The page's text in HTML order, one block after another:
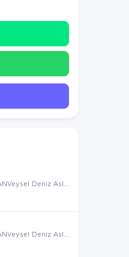
VEYSEL DENİZ ASLAN A.Ş VANVeysel Deniz Aslan A.ş Van Gıda Sanayi Ve Ticaret İthalat İhracat Turizim Pazarlama Limited Şirketi A.ş Van Konfeksiyon Tekstil Gıda İthalat İhracat Pazarlama Sanayi Ve Ticaret Ltd.şti. A.ş Van
VEYSEL DENİZ ASLAN A.Ş VANVeysel Deniz Aslan A.ş Van Gıda Sanayi Ve Ticaret İthalat İhracat Turizim Pazarlama Limited Şirketi A.ş Van Konfeksiyon Tekstil Gıda İthalat İhracat Pazarlama Sanayi Ve Ticaret Ltd.şti. A.ş Van